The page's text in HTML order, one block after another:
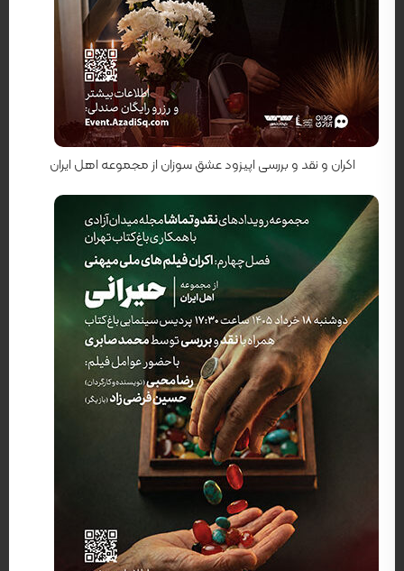
کارگردان: رضا محبی, سجاد پهلوان زاده
اکران و نقد و بررسی اپیزود عشق سوزان از مجموعه اهل ایران